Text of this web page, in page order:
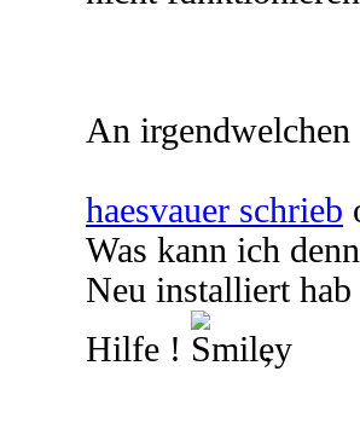
An
haesvauer schrieb
Was kann ich
Neu installiert
Hilfe !
,